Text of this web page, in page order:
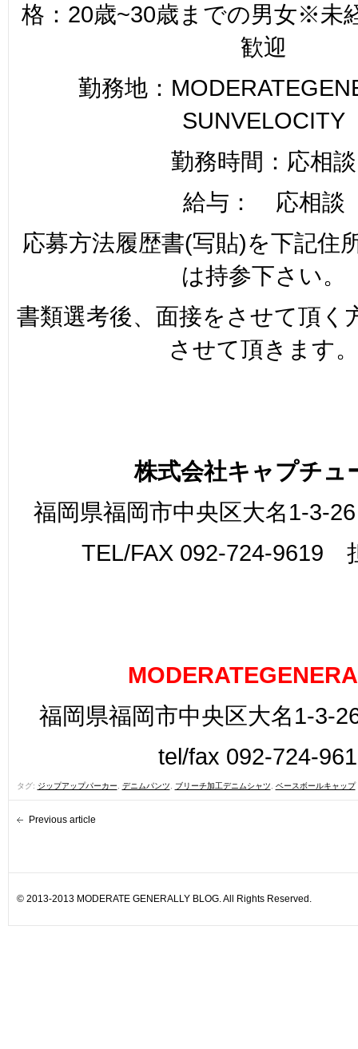
格：20歳~30歳までの男女※未
歓迎
勤務地：
SUNVELOCITY
勤務時間：応相談
給与： 応相談
応募方法履歴書(写貼)を下記住
は持参下さい。
書類選考後、面接をさせて頂く
させて頂きます。
株式会社キャプチュ
福岡県福岡市中央区大名1-3-
TEL/FAX 092-724-9619
福岡県福岡市中央区大名1-3-
tel/fax 092-724-
タグ: ジップアップパーカー デニムパンツ ブリーチ加工デニムシャツ ベースボールキャップ
Previous article
© 2013-2013 MODERATE GENERALLY BLOG. All Rights Reserved.